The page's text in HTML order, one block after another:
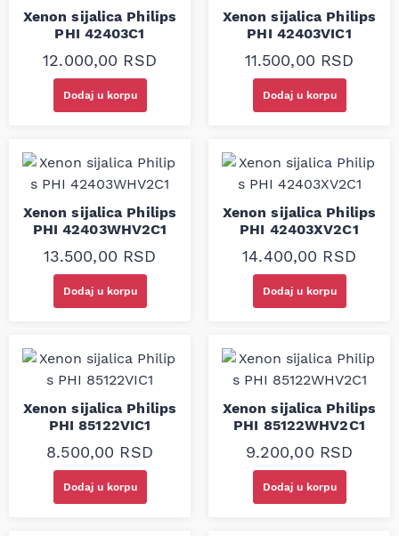
Xenon sijalica Philips
PHI 42403C1
12.000,00 RSD
Dodaj u korpu
Xenon sijalica Philips
PHI 42403VIC1
11.500,00 RSD
Dodaj u korpu
Xenon sijalica Philips
PHI 42403WHV2C1
13.500,00 RSD
Dodaj u korpu
Xenon sijalica Philips
PHI 42403XV2C1
14.400,00 RSD
Dodaj u korpu
Xenon sijalica Philips
PHI 85122VIC1
8.500,00 RSD
Dodaj u korpu
Xenon sijalica Philips
PHI 85122WHV2C1
9.200,00 RSD
Dodaj u korpu